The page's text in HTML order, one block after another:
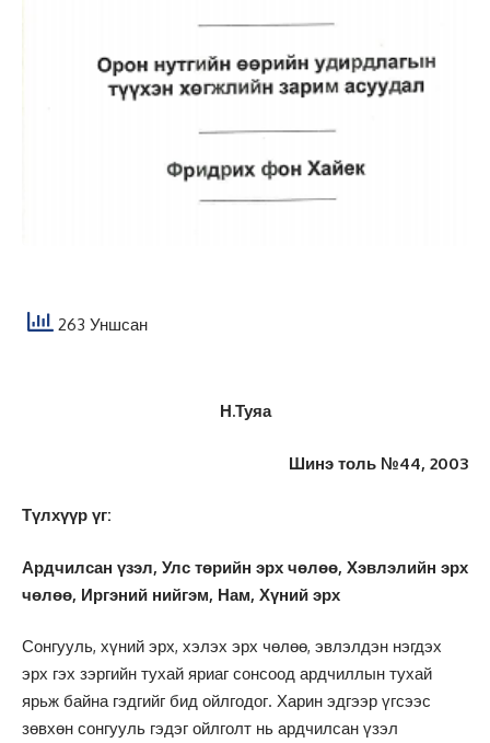
263 Уншсан
Н.Туяа
Шинэ толь №44, 2003
Түлхүүр үг:
Ардчилсан үзэл, Улс төрийн эрх чөлөө, Хэвлэлийн эрх
чөлөө, Иргэний нийгэм, Нам, Хүний эрх
Сонгууль, хүний эрх, хэлэх эрх чөлөө, эвлэлдэн нэгдэх
эрх гэх зэргийн тухай яриаг сонсоод ардчиллын тухай
ярьж байна гэдгийг бид ойлгодог. Харин эдгээр үгсээс
зөвхөн сонгууль гэдэг ойлголт нь ардчилсан үзэл